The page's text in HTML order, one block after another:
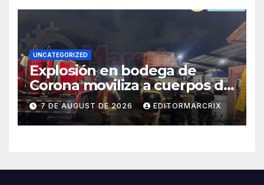
UNCATEGORIZED
Explosión en bodega de
Corona moviliza a cuerpos de
emergencia en Cancún
7 DE AUGUST DE 2026 EDITORMARCRIX